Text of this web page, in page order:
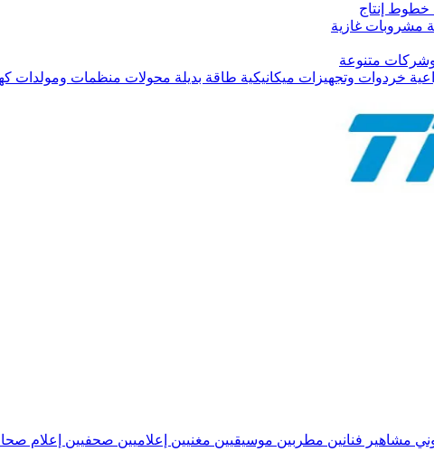
خطوط إنتاج
مشروبات غازية
وشركات متنوعة
خردوات وتجهيزات ميكانيكية طاقة بديلة محولات منظمات ومولدات
مشاهير فنانين مطربين موسيقيين مغنيين إعلاميين صحفيين إعلام